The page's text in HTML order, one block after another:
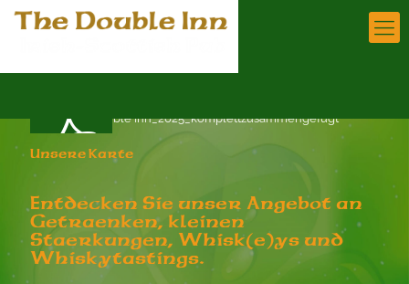
Unsere Karte
Entdecken Sie unser Angebot an
Getraenken, kleinen
Staerkungen, Whisk(e)ys und
Whiskytastings.